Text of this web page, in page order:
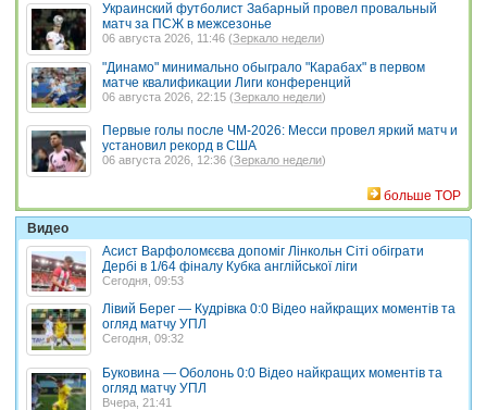
Украинский футболист Забарный провел провальный
матч за ПСЖ в межсезонье
06 августа 2026, 11:46 (Зеркало недели)
"Динамо" минимально обыграло "Карабах" в первом
матче квалификации Лиги конференций
06 августа 2026, 22:15 (Зеркало недели)
Первые голы после ЧМ-2026: Месси провел яркий матч и
установил рекорд в США
06 августа 2026, 12:36 (Зеркало недели)
больше TOP
Видео
Асист Варфоломєєва допоміг Лінкольн Сіті обіграти
Дербі в 1/64 фіналу Кубка англійської ліги
Сегодня, 09:53
Лівий Берег — Кудрівка 0:0 Відео найкращих моментів та
огляд матчу УПЛ
Сегодня, 09:32
Буковина — Оболонь 0:0 Відео найкращих моментів та
огляд матчу УПЛ
Вчера, 21:41